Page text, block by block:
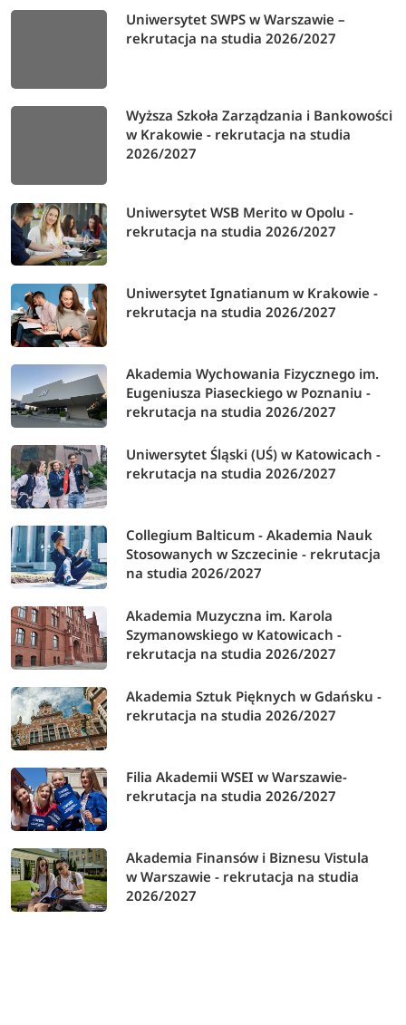
Uniwersytet SWPS w Warszawie –
rekrutacja na studia 2026/2027
Wyższa Szkoła Zarządzania i Bankowości
w Krakowie - rekrutacja na studia
2026/2027
Uniwersytet WSB Merito w Opolu -
rekrutacja na studia 2026/2027
Uniwersytet Ignatianum w Krakowie -
rekrutacja na studia 2026/2027
Akademia Wychowania Fizycznego im.
Eugeniusza Piaseckiego w Poznaniu -
rekrutacja na studia 2026/2027
Uniwersytet Śląski (UŚ) w Katowicach -
rekrutacja na studia 2026/2027
Collegium Balticum - Akademia Nauk
Stosowanych w Szczecinie - rekrutacja
na studia 2026/2027
Akademia Muzyczna im. Karola
Szymanowskiego w Katowicach -
rekrutacja na studia 2026/2027
Akademia Sztuk Pięknych w Gdańsku -
rekrutacja na studia 2026/2027
Filia Akademii WSEI w Warszawie-
rekrutacja na studia 2026/2027
Akademia Finansów i Biznesu Vistula
w Warszawie - rekrutacja na studia
2026/2027